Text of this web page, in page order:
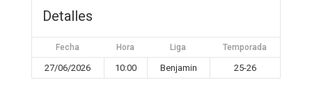
Detalles
Fecha Hora Liga Temporada
27/06/2026 10:00 Benjamin 25-26